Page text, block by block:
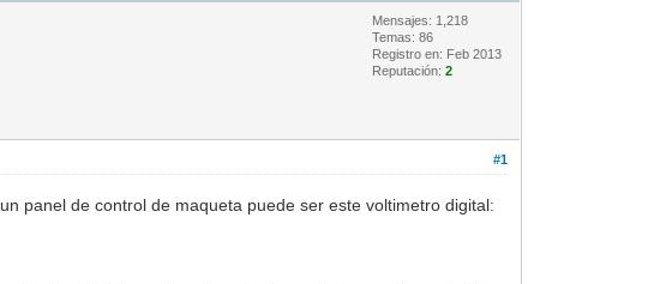
Mensajes: 1,218
Temas: 86
Registro en: Feb 2013
Reputación:2
#1
panel de control de maqueta puede ser este voltimetro digital: